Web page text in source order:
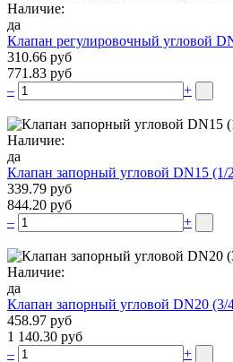
Наличие:
да
Клапан регулировочный угловой
310.66 руб
771.83 руб
–
+
Наличие:
да
Клапан запорный угловой DN15 (1/
339.79 руб
844.20 руб
–
+
Наличие:
да
Клапан запорный угловой DN20 (3/
458.97 руб
1 140.30 руб
–
+